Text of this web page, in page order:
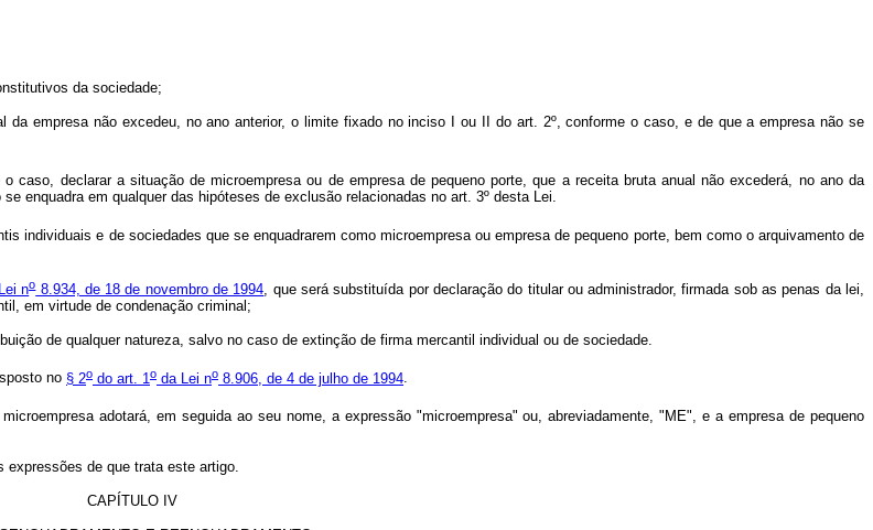
da sociedade;
empresa não excedeu, no ano anterior, o limite fixado no inciso I ou II do art. 2º, conforme o caso, e de que a empresa não se
declarar a situação de microempresa ou de empresa de pequeno porte, que a receita bruta anual não excederá, no ano da
enquadra em qualquer das hipóteses de exclusão relacionadas no art. 3º desta Lei.
individuais e de sociedades que se enquadrarem como microempresa ou empresa de pequeno porte, bem como o arquivamento de
no8.934, de 18 de novembro de 1994, que será substituída por declaração do titular ou administrador, firmada sob as penas da lei,
em virtude de condenação criminal;
de qualquer natureza, salvo no caso de extinção de firma mercantil individual ou de sociedade.
no § 2o do art. 1o da Lei no 8.906, de 4 de julho de 1994.
adotará, em seguida ao seu nome, a expressão "microempresa" ou, abreviadamente, "ME", e a empresa de pequeno
expressões de que trata este artigo.
CAPÍTULO IV